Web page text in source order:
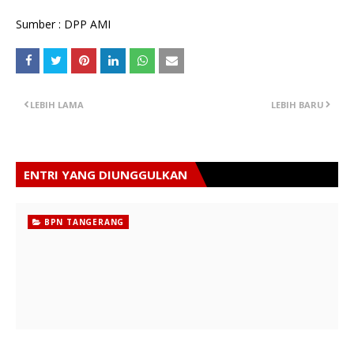
Sumber : DPP AMI
LEBIH BARU
LEBIH LAMA
ENTRI YANG DIUNGGULKAN
BPN TANGERANG